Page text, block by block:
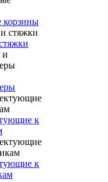
корзины
к
к